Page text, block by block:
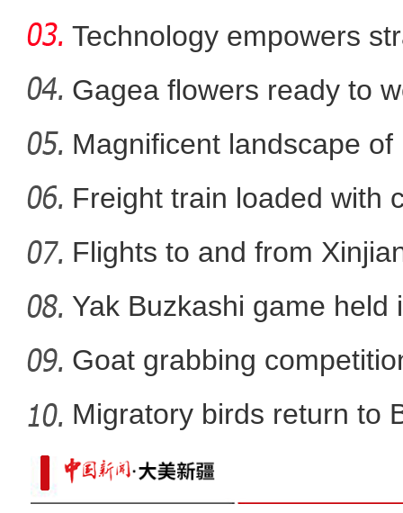
《游在新疆、吃住在兵团》
《游在新疆、吃住在兵团》
Technology empowers
Xi
Gagea flowers ready to
Nal
Magnificent landscape
La
Freight train loaded with
Flights to and from
Yak Buzkashi game held
Goat grabbing
Migratory birds return to